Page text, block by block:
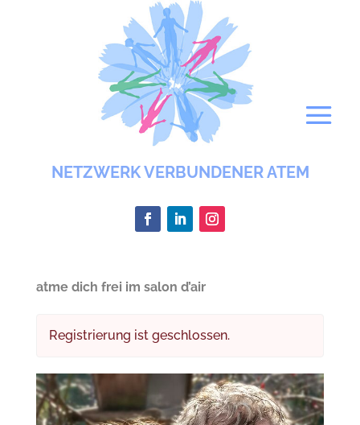
NETZWERK VERBUNDENER ATEM
atme dich frei im salon d’air
Registrierung ist geschlossen.